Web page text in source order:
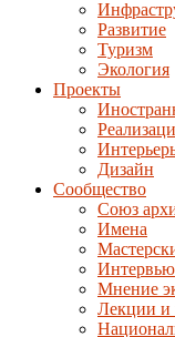
Развитие
Туризм
Экология
Проекты
Дизайн
Сообщество
Союз
Имена
Интервью
Мнение
Лекции и